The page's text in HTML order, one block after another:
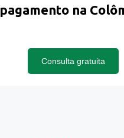
pagamento na
Consulta gratuita